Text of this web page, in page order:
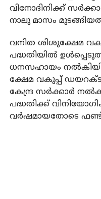
വിനോദിനിക്ക്
നാലു മാസം
വനിത ശിശുക്ഷേമ
പദ്ധതിയില്‍
ധനസഹായം
ക്ഷേമ വകുപ്പ്
കേന്ദ്ര സര്‍ക്കാര്‍
പദ്ധതിക്ക്
വര്‍ഷമായതോടെ ഫണ്ട്